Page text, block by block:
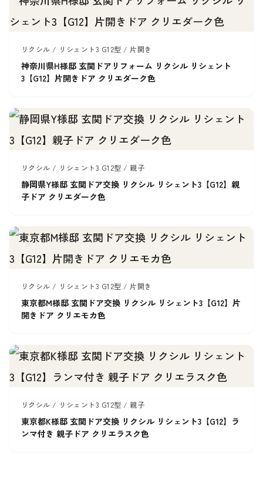
リクシル / リシェント3 G12型 / 片開き
神奈川県H様邸 玄関ドアリフォーム リクシル リシェント
3【G12】片開きドア クリエダーク色
リクシル / リシェント3 G12型 / 親子
静岡県Y様邸 玄関ドア交換 リクシル リシェント3【G12】親
子ドア クリエダーク色
リクシル / リシェント3 G12型 / 片開き
東京都M様邸 玄関ドア交換 リクシル リシェント3【G12】片
開きドア クリエモカ色
リクシル / リシェント3 G12型 / 親子
東京都K様邸 玄関ドア交換 リクシル リシェント3【G12】ラ
ンマ付き 親子ドア クリエラスク色